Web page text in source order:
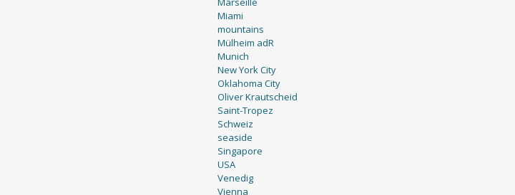
Miami
mountains
Mülheim adR
Munich
New York City
Oklahoma City
Oliver Krautscheid
Saint-Tropez
Schweiz
seaside
Singapore
USA
Venedig
Vienna